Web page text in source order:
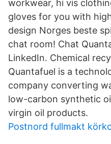
workwear, hi vis
gloves for you with
design Norges beste
chat room! Chat
LinkedIn. Chemical
Quantafuel is a
company converting
low-carbon synthetic
virgin oil products.
Postnord fullmakt